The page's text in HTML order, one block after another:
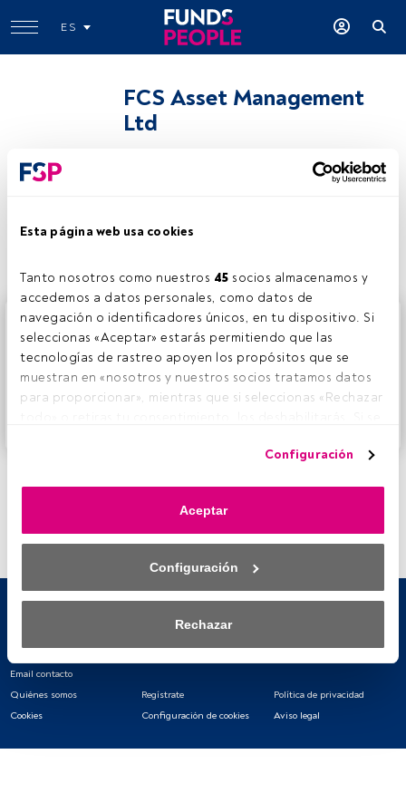
Esta página web usa cookies
Tanto nosotros como nuestros 45 socios almacenamos y
accedemos a datos personales, como datos de
navegación o identificadores únicos, en tu dispositivo. Si
seleccionas «Aceptar» estarás permitiendo que las
tecnologías de rastreo apoyen los propósitos que se
muestran en «nosotros y nuestros socios tratamos datos
para proporcionar», mientras que si seleccionas «Rechazar
anuncios que ves podrían dejar de ser relevantes para ti.
momento haciendo clic en el enlace «Preferencias de
privacidad» que aparece en la parte inferior de la página
la izquierda de la página web). Tus opciones tendrán
saber más, consulta nuestra política de privacidad.
datos para proporcionar:
activamente las características del dispositivo para su
identificación. Almacenar la información en un dispositivo
Configuración
Aceptar
Configuración
Rechazar
ES
FCS Asset Management
Ltd
Este es un artículo exclusivo para los usuarios registrados
de FundsPeople. Si ya estás registrado, accede desde el
botón Login. Si aún no tienes cuenta, te invitamos a
registrarte y disfrutar de todo el universo que ofrece
FundsPeople.
Email contacto
Quiénes somos
Regístrate
Política de privacidad
Cookies
Configuración de cookies Aviso legal